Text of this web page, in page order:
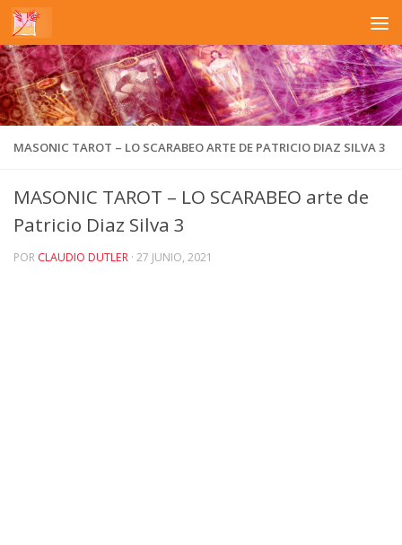
Saltar al contenido
MASONIC TAROT – LO SCARABEO ARTE DE PATRICIO DIAZ SILVA 3
MASONIC TAROT – LO SCARABEO arte de
Patricio Diaz Silva 3
POR CLAUDIO DUTLER · 27 JUNIO, 2021